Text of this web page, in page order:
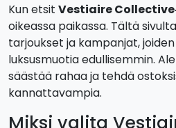
Kun etsit Vestiaire
oikeassa paikassa. Tältä
tarjoukset ja kampanjat,
luksusmuotia edullisemmin.
säästää rahaa ja tehdä
kannattavampia.
Miksi valita